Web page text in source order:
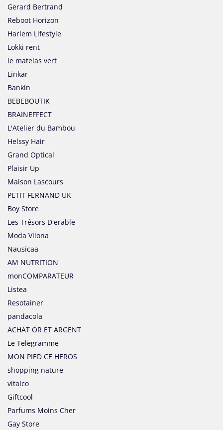
Gerard Bertrand
Reboot Horizon
Harlem Lifestyle
Lokki rent
le matelas vert
Linkar
Bankin
BEBEBOUTIK
BRAINEFFECT
L'Atelier du Bambou
Helssy Hair
Grand Optical
Plaisir Up
Maison Lascours
PETIT FERNAND UK
Boy Store
Les Trésors D'erable
Moda Vilona
Nausicaa
AM NUTRITION
monCOMPARATEUR
Listea
Resotainer
pandacola
ACHAT OR ET ARGENT
Le Telegramme
MON PIED CE HEROS
shopping nature
vitalco
Giftcool
Parfums Moins Cher
Gay Store